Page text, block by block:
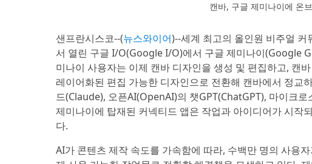
캔바, 구글 제미나이에 온
샌프란시스코--(뉴스와이어)--세계 최고의 올인원 비주얼
서 열린 구글 I/O(Google I/O)에서 구글 제미나이(Google
미나이 사용자는 이제 캔바 디자인을 생성 및 편집하고, 캔
레이어화된 편집 가능한 디자인으로 전환해 캔바에서 정
드(Claude), 오픈AI(OpenAI)의 챗GPT(ChatGPT), 마이크
제미나이에 탑재된 커넥티드 앱은 작업과 아이디어가 시작
다.
AI가 콘텐츠 제작 속도를 가속함에 따라, 수백만 명의 사용